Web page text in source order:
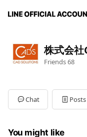
株式会
Friends68
Chat Posts
You might like